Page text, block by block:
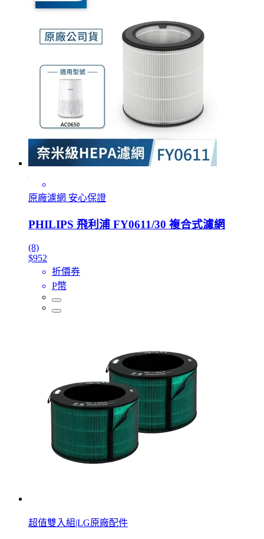
原廠濾網 安心保證
PHILIPS 飛利浦 FY0611/30 複合式濾網
(8)
$952
折價券
P幣
超值雙入組|LG原廠配件